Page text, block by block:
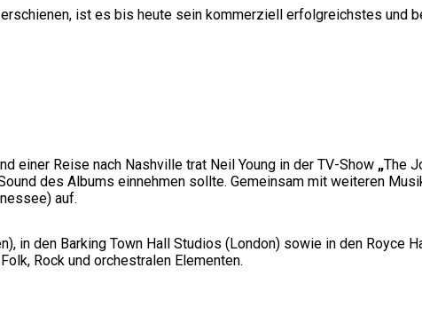
ist es bis heute sein kommerziell erfolgreichstes und
einer Reise nach Nashville trat Neil Young in der TV-Show „The
des Albums einnehmen sollte. Gemeinsam mit weiteren
auf.
in den Barking Town Hall Studios (London) sowie in den Royce
Rock und orchestralen Elementen.